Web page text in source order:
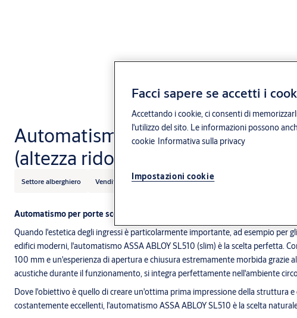
Automatismo ASSA ABLOY SL510
(altezza ridotta)
Settore alberghiero Vendita al dettaglio ASSA ABLOY
Automatismo per porte scorrevoli automatiche sottile per un design
Quando l'estetica degli ingressi è particolarmente importante, ad esempio per
edifici moderni, l'automatismo ASSA ABLOY SL510 (slim) è la scelta perfetta.
100 mm e un'esperienza di apertura e chiusura estremamente morbida grazie
acustiche durante il funzionamento, si integra perfettamente nell'ambiente
Dove l'obiettivo è quello di creare un'ottima prima impressione della struttura
costantemente eccellenti, l'automatismo ASSA ABLOY SL510 è la scelta
Facci sapere se accetti i
Accettando i cookie, ci consenti di
l'utilizzo del sito. Le informazioni possono
cookie Informativa sulla privacy
Impostazioni cookie